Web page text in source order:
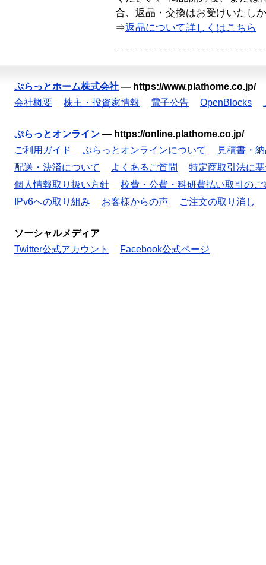
合、返品・交換はお受けいたし
⇒返品について詳しくはこちら
ぷらっとホーム株式会社 — https://www.plathome.co.jp/
会社概要
株主・投資家情報 電子公告 OpenBlocks
ぷらっとオンライン — https://online.plathome.co.jp/
ご利用ガイド
ぷらっとオンラインについて
見積書・
配送・決済について
よくあるご質問
特定商取引法に
個人情報取り扱い方針
校費・公費・科研費払い取引のご
IPv6への取り組み
お客様からの声 ご注文の取り消し
ソーシャルメディア
Twitter公式アカウント
Facebook公式ページ